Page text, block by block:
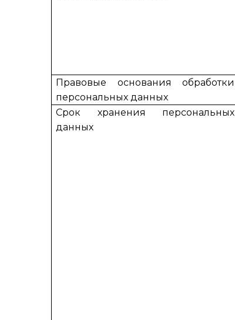
Правовые основания обработки
персональных данных
Срок хранения персональных
данных